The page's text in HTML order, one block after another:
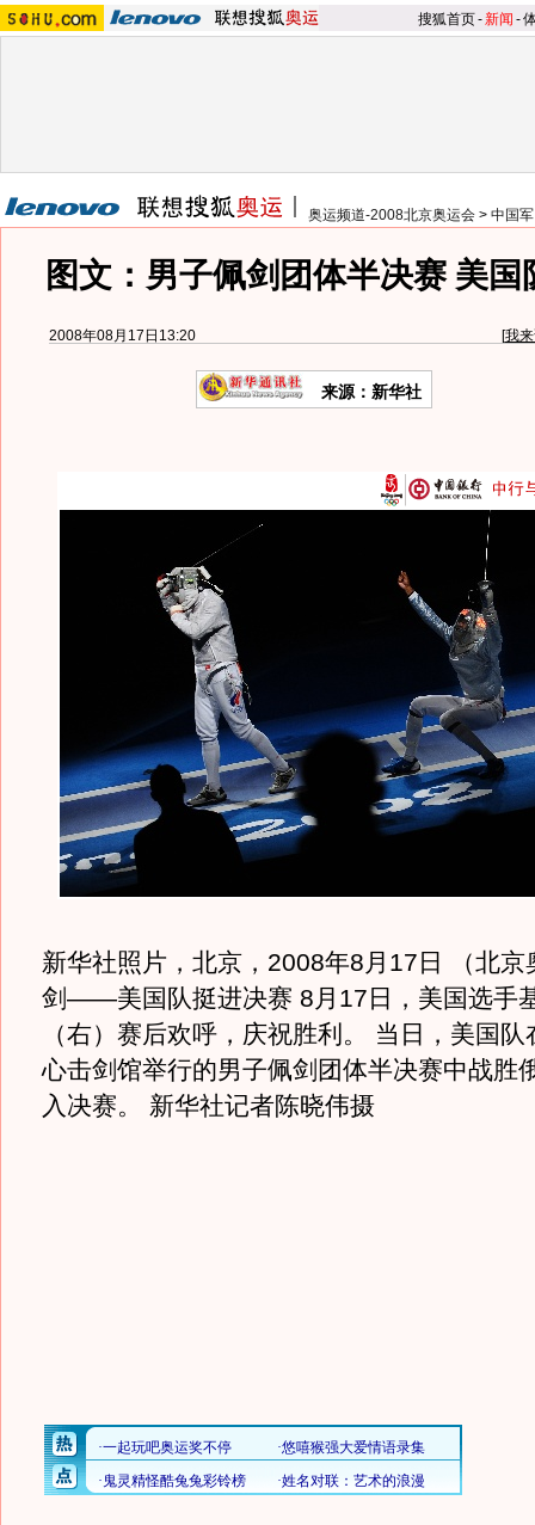
搜狐首页-新闻 -
奥运频道-2008北京奥运会 > 中国
图文：男子佩剑团体半决赛 美国
2008年08月17日13:20 [我
来源：新华社
新华社照片，北京，2008年8月17日 （北京
剑——美国队挺进决赛 8月17日，美国选手
（右）赛后欢呼，庆祝胜利。 当日，美国
心击剑馆举行的男子佩剑团体半决赛中战胜
入决赛。 新华社记者陈晓伟摄